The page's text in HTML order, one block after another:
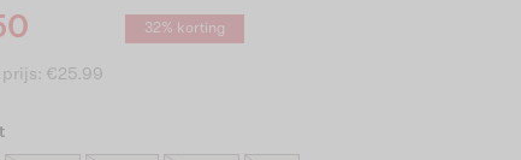
32% korting
€25.99